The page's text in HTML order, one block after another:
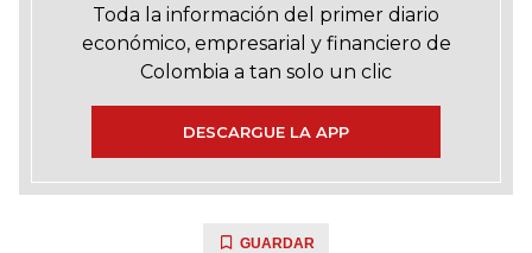
Toda la información del primer diario
económico, empresarial y financiero de
Colombia a tan solo un clic
DESCARGUE LA APP
GUARDAR